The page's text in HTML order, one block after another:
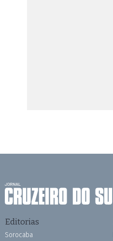
Editorias
Sorocaba